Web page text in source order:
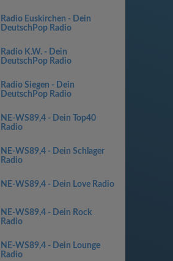
Radio Euskirchen - Dein
DeutschPop Radio
Radio K.W. - Dein
DeutschPop Radio
Radio Siegen - Dein
DeutschPop Radio
NE-WS89,4 - Dein Top40
Radio
NE-WS89,4 - Dein Schlager
Radio
NE-WS89,4 - Dein Love Radio
NE-WS89,4 - Dein Rock
Radio
NE-WS89,4 - Dein Lounge
Radio